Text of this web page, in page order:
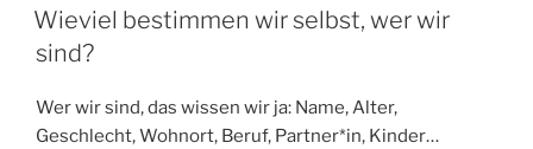
AM
Wieviel bestimmen wir selbst, wer wir
sind?
Wer wir sind, das wissen wir ja: Name, Alter,
Geschlecht, Wohnort, Beruf, Partner*in, Kinder…